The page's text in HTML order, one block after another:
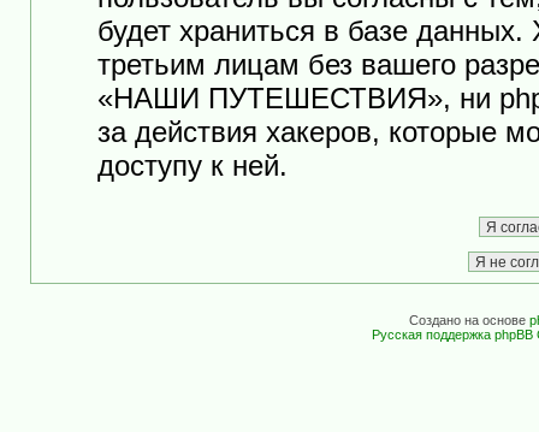
будет храниться в базе
третьим лицам без вашего
«НАШИ ПУТЕШЕСТВИЯ», ни
за действия хакеров, которые
доступу к ней.
Создано на основе
Русская поддержка phpBB